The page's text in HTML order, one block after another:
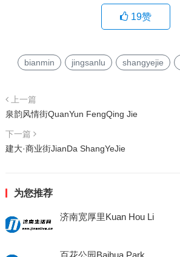
19赞
bianmin jingsanlu shangyejie
上一篇
泉韵风情街QuanYun FengQing Jie
下一篇
建大·商业街JianDa ShangYeJie
为您推荐
济南宽厚里Kuan Hou Li
百花公园Baihua Park